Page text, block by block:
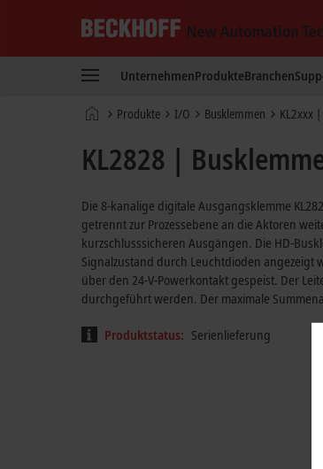
New
Technology
UnternehmenProdukteBranchen
StartseiteProdukte I/O Busklemmen KL2xxx
KL2828 |
Die 8-kanalige digitale Ausgangsklemme
getrennt zur Prozessebene an die Aktoren
kurzschlusssicheren Ausgängen. Die HD-
Signalzustand durch Leuchtdioden angezeigt
über den 24-V-Powerkontakt gespeist. Der
durchgeführt werden. Der maximale
Produktstatus: Serienlieferung